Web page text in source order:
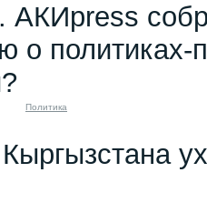
АКИpress
о политиках-
Политика